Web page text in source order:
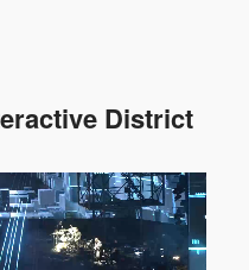
District